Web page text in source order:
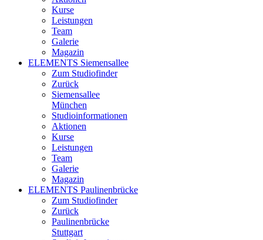
Kurse
Leistungen
Team
Galerie
Magazin
ELEMENTS Siemensallee
Zum Studiofinder
Zurück
Siemens­allee
München
Studioinformationen
Aktionen
Kurse
Leistungen
Team
Galerie
Magazin
ELEMENTS Paulinenbrücke
Zum Studiofinder
Zurück
Paulinen­brücke
Stuttgart